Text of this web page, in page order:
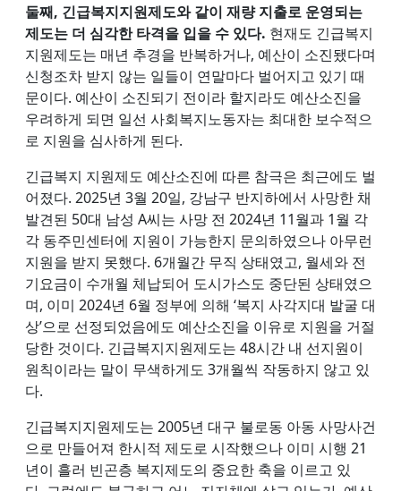
둘째, 긴급복지지원제도와 같이 재량 지출로 운영되는
제도는 더 심각한 타격을 입을 수 있다. 현재도 긴급복지
지원제도는 매년 추경을 반복하거나, 예산이 소진됐다며
신청조차 받지 않는 일들이 연말마다 벌어지고 있기 때
문이다. 예산이 소진되기 전이라 할지라도 예산소진을
우려하게 되면 일선 사회복지노동자는 최대한 보수적으
로 지원을 심사하게 된다.
긴급복지 지원제도 예산소진에 따른 참극은 최근에도 벌
어졌다. 2025년 3월 20일, 강남구 반지하에서 사망한 채
발견된 50대 남성 A씨는 사망 전 2024년 11월과 1월 각
각 동주민센터에 지원이 가능한지 문의하였으나 아무런
지원을 받지 못했다. 6개월간 무직 상태였고, 월세와 전
기요금이 수개월 체납되어 도시가스도 중단된 상태였으
며, 이미 2024년 6월 정부에 의해 ‘복지 사각지대 발굴 대
상’으로 선정되었음에도 예산소진을 이유로 지원을 거절
당한 것이다. 긴급복지지원제도는 48시간 내 선지원이
원칙이라는 말이 무색하게도 3개월씩 작동하지 않고 있
다.
긴급복지지원제도는 2005년 대구 불로동 아동 사망사건
으로 만들어져 한시적 제도로 시작했으나 이미 시행 21
년이 흘러 빈곤층 복지제도의 중요한 축을 이르고 있